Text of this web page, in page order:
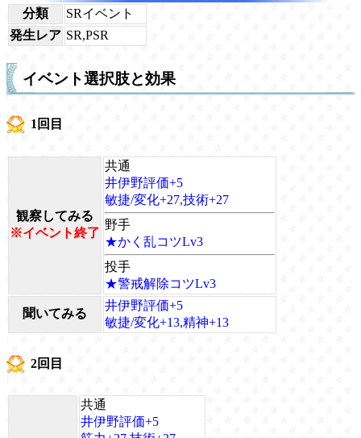
分類
SRイベント
発生レア SR,PSR
イベント選択肢と効果
1回目
観察してみる
※イベント終了
共通
井伊野評価+5
敏捷/変化+27,技術+27
野手
★かく乱コツLv3
投手
★警戒解除コツLv3
聞いてみる
井伊野評価+5
敏捷/変化+13,精神+13
2回目
共通
井伊野評価+5